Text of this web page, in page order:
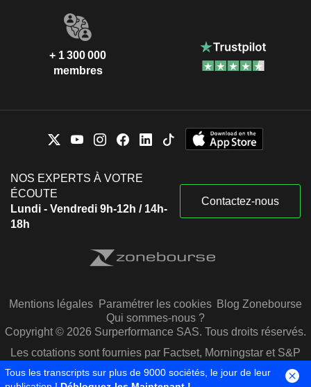
+ 1 300 000
membres
NOS EXPERTS À VOTRE
ÉCOUTE
Lundi - Vendredi 9h-12h / 14h-
18h
Contactez-nous
Mentions légales Paramétrer les cookies Blog Zonebourse
Qui sommes-nous ?
Copyright © 2026 Surperformance SAS. Tous droits réservés.
Les cotations sont fournies par Factset, Morningstar et S&P
Capital IQ
Tous les transcripts sur plus de 9000 sociétés, le jour de leur